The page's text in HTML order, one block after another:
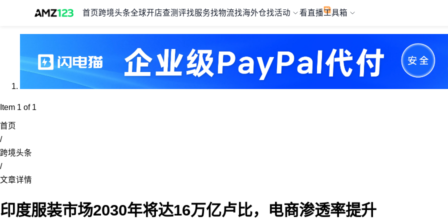
首页 跨境头条全球开店查测评找服务找物流找海外仓找活动 看直播工具箱
Item 1 of 1
首页
/
跨境头条
/
文章详情
印度服装市场2030年将达16万亿卢比，电商渗透率提升